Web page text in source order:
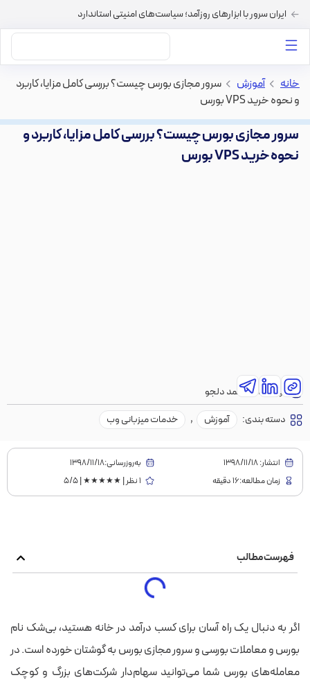
ایران سرور با ابزارهای روزآمد؛ سیاست‌های امنیتی استاندارد
خانه > آموزش > سرور مجازی بورس چیست؟ بررسی کامل مزایا، کاربرد
و نحوه خرید VPS بورس
سرور مجازی بورس چیست؟ بررسی کامل مزایا، کاربرد و
نحوه خرید VPS بورس
نویسنده:محمد دلجو
دسته بندی:
آموزش , خدمات میزبانی وب
انتشار:1398/11/18
به‌روز‌رسانی:۱۳۹۸/۱۱/۱۸
زمان مطالعه:16 دقیقه
1 نظر | ★★★★★ | 5/5
فهرست مطالب
اگر به دنبال یک راه آسان برای کسب درآمد در خانه هستید، بی‌شک نام
بورس و معاملات بورسی و سرور مجازی بورس به گوشتان خورده است. در
معامله‌های بورس شما می‌توانید سهام‌دار شرکت‌های بزرگ و کوچک